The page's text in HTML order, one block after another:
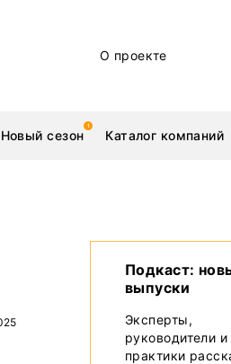
О проекте
сезон Каталог компаний
| Репортажи с предприятий
Подкаст:
выпуски
Эксперты,
руководители и
практики